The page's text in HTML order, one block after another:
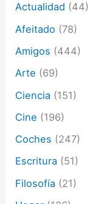
e
e
c
r
n
c
o
Actualidad (44)
Afeitado (78)
Amigos (444)
Arte (69)
Ciencia (151)
Cine (196)
Coches (247)
Escritura (51)
Filosofía (21)